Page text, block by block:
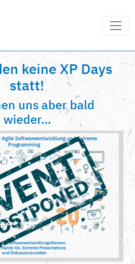
keine XP Days
statt!
uns aber bald
wieder...